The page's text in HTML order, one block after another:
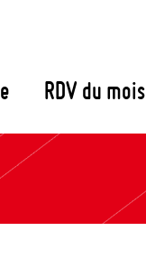
RDV du mois